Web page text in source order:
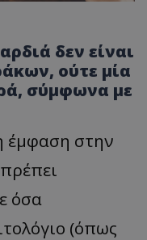
δεν είναι
ούτε μία
σύμφωνα με
έμφαση στην
όσα
(όπως